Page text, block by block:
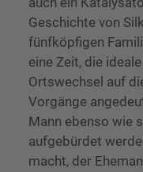
Geschichte von
fünfköpfigen
eine Zeit, die
Ortswechsel auf
Vorgänge
Mann ebenso wie
aufgebürdet
macht, der